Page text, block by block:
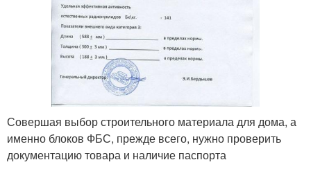
Совершая выбор строительного материала для дома, а
именно блоков ФБС, прежде всего, нужно проверить
документацию товара и наличие паспорта